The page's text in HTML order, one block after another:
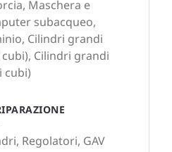
Maschera e
subacqueo,
Cilindri grandi
Cilindri grandi
cubi)
Regolatori, GAV